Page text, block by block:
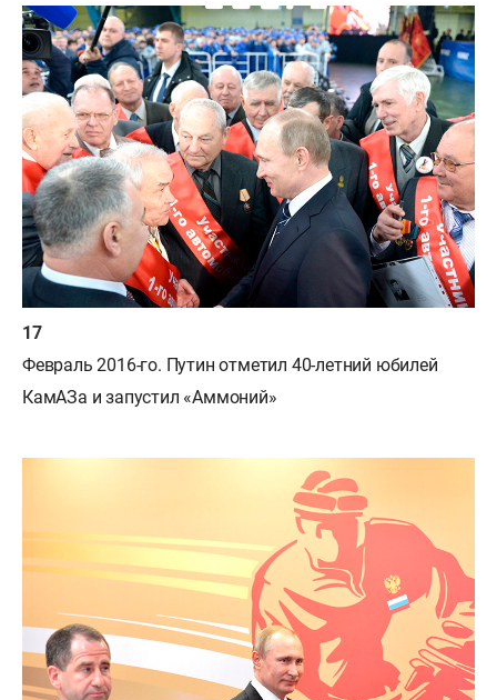
Февраль 2016-го. Путин отметил 40-летний юбилей
КамАЗа и запустил «Аммоний»